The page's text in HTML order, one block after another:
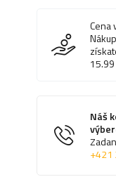
Cena
15.99
Náš
+421